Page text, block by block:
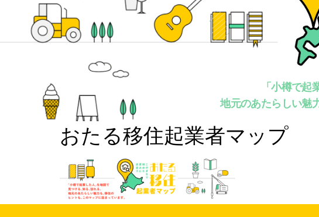
「小樽で起
地元のあたらしい魅
おたる移住起業者マップ